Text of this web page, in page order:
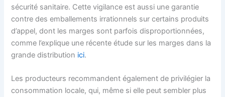
sécurité sanitaire. Cette vigilance est aussi une garantie
contre des emballements irrationnels sur certains produits
d’appel, dont les marges sont parfois disproportionnées,
comme l’explique une récente étude sur les marges dans la
grande distribution ici.
Les producteurs recommandent également de privilégier la
consommation locale, qui, même si elle peut sembler plus